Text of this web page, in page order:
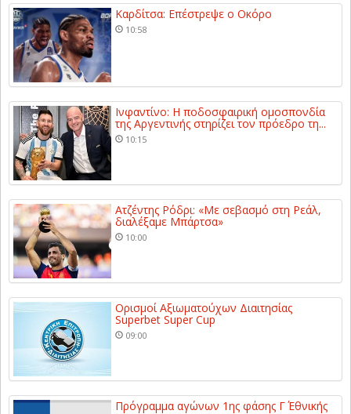
Καρδίτσα: Επέστρεψε ο Οκόρο
10:58
Ινφαντίνο: Η ποδοσφαιρική ομοσπονδία
της Αργεντινής στηρίζει τον πρόεδρο τη...
10:15
Ατζέντης Ρόδρι: «Με σεβασμό στη Ρεάλ,
διαλέξαμε Μπάρτσα»
10:00
Ορισμοί Αξιωματούχων Διαιτησίας
Superbet Super Cup
09:00
Πρόγραμμα αγώνων 1ης φάσης Γ΄ Εθνικής